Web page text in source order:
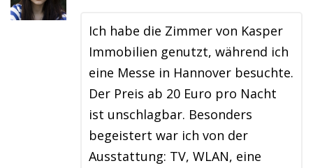
Ich habe die Zimmer von Kasper
Immobilien genutzt, während ich
eine Messe in Hannover besuchte.
Der Preis ab 20 Euro pro Nacht
ist unschlagbar. Besonders
begeistert war ich von der
Ausstattung: TV, WLAN, eine